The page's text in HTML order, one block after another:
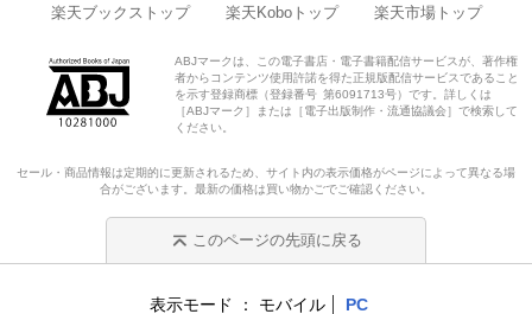
楽天ブックストップ 楽天Koboトップ 楽天市場トップ
ABJマークは、この電子書店・電子書籍配信サービスが、著作権
者からコンテンツ使用許諾を得た正規版配信サービスであること
を示す登録商標（登録番号 第6091713号）です。詳しくは
［ABJマーク］または［電子出版制作・流通協議会］で検索して
ください。
セール・商品情報は定期的に更新されるため、サイト内の表示価格がページによって異なる場
合がございます。最新の価格は買い物かごでご確認ください。
このページの先頭に戻る
表示モード モバイル PC